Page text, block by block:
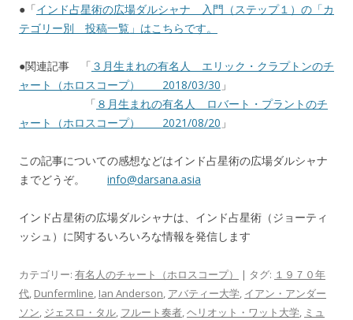
●「インド占星術の広場ダルシャナ 入門（ステップ１）の「カ
テゴリー別 投稿一覧」はこちらです。
●関連記事 「 ３月生まれの有名人 エリック・クラプトンのチ
ャート（ホロスコープ） 2018/03/30 」
「 ８月生まれの有名人 ロバート・プラントのチ
ャート（ホロスコープ） 2021/08/20 」
この記事についての感想などはインド占星術の広場ダルシャナ
までどうぞ。 info@darsana.asia
インド占星術の広場ダルシャナは、インド占星術（ジョーティ
ッシュ）に関するいろいろな情報を発信します
カテゴリー: 有名人のチャート（ホロスコープ） | タグ: １９７０年
代, Dunfermline, Ian Anderson, アバティー大学, イアン・アンダー
ソン, ジェスロ・タル, フルート奏者,ヘリオット・ワット大学, ミュ